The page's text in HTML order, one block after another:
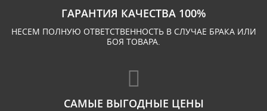
ГАРАНТИЯ КАЧЕСТВА 100%
НЕСЕМ ПОЛНУЮ ОТВЕТСТВЕННОСТЬ В СЛУЧАЕ БРАКА ИЛИ
БОЯ ТОВАРА.
САМЫЕ ВЫГОДНЫЕ ЦЕНЫ